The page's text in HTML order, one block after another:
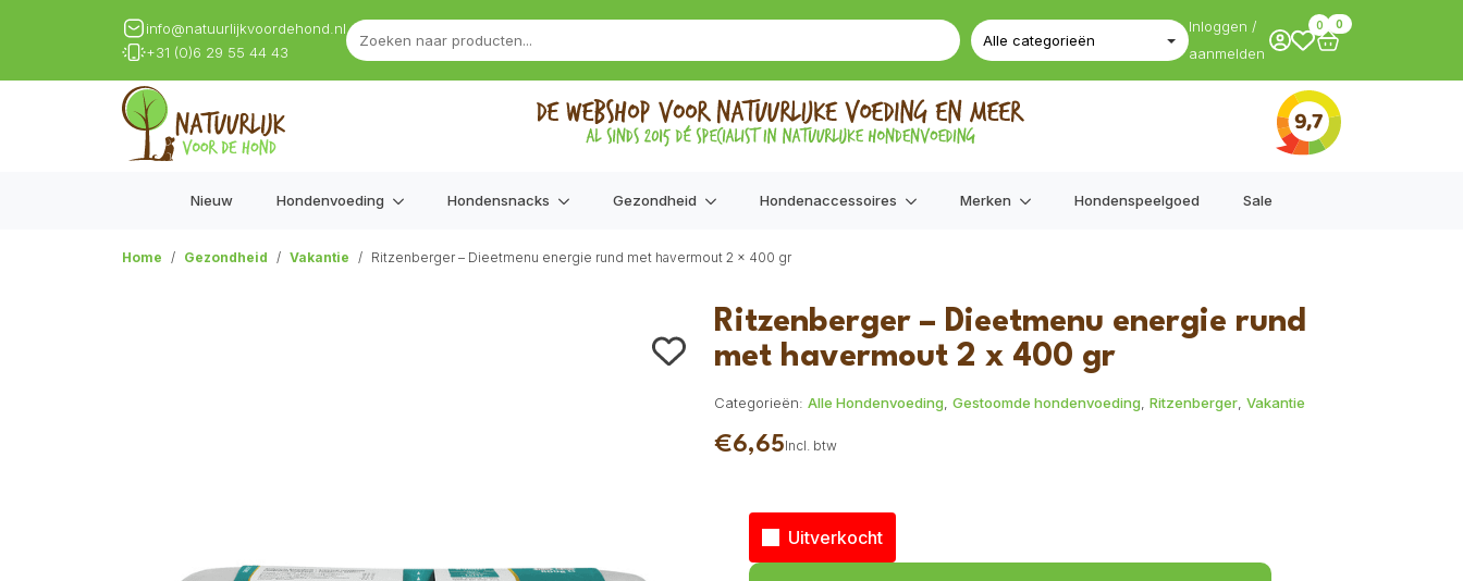
info@natuurlijkvoordehond.nl
+31 (0)6 29 55 44 43
Inloggen /
aanmelden
0 0
Nieuw Hondenvoeding Hondensnacks Gezondheid Hondenaccessoires Merken Hondenspeelgoed Sale
Home Gezondheid Vakantie Ritzenberger – Dieetmenu energie rund met havermout 2 x 400 gr
Ritzenberger – Dieetmenu energie rund
met havermout 2 x 400 gr
Categorieën: Alle Hondenvoeding Gestoomde hondenvoeding Ritzenberger Vakantie
€6,65Incl. btw
Uitverkocht